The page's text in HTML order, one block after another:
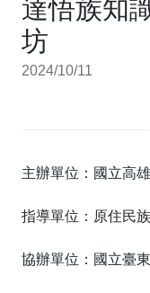
達悟族知
坊
2024/10/11
主辦單位：國立高
指導單位：原住民
協辦單位：國立臺